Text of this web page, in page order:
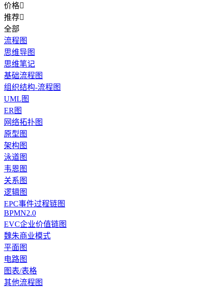
价格
推荐
全部
流程图
思维导图
思维笔记
基础流程图
组织结构-流程图
UML图
ER图
网络拓扑图
原型图
架构图
泳道图
韦恩图
关系图
逻辑图
EPC事件过程链图
BPMN2.0
EVC企业价值链图
魏朱商业模式
平面图
电路图
图表/表格
其他流程图